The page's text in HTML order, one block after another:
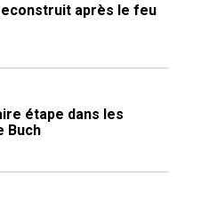
après le feu
étape dans les
Buch